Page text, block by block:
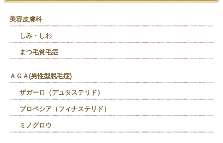
美容皮膚科
しみ・しわ
まつ毛貧毛症
ＡＧＡ(男性型脱毛症)
ザガーロ（デュタステリド）
プロペシア（フィナステリド）
ミノグロウ